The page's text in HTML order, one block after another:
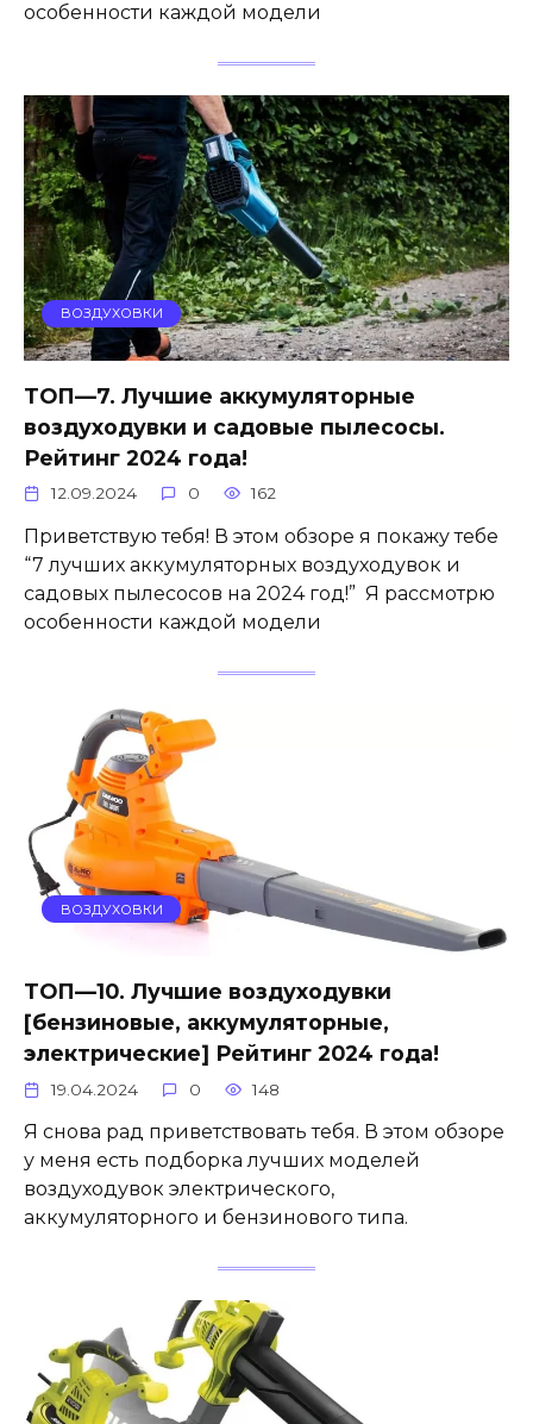
особенности каждой модели
ВОЗДУХОВКИ
ТОП—7. Лучшие аккумуляторные
воздуходувки и садовые пылесосы.
Рейтинг 2024 года!
12.09.2024 0 162
Приветствую тебя! В этом обзоре я покажу тебе
“7 лучших аккумуляторных воздуходувок и
садовых пылесосов на 2024 год!” Я рассмотрю
особенности каждой модели
ВОЗДУХОВКИ
ТОП—10. Лучшие воздуходувки
[бензиновые, аккумуляторные,
электрические] Рейтинг 2024 года!
19.04.2024 0 148
Я снова рад приветствовать тебя. В этом обзоре
у меня есть подборка лучших моделей
воздуходувок электрического,
аккумуляторного и бензинового типа.